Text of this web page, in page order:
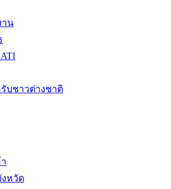
าน
บชาวต่างชาติ
หวัด